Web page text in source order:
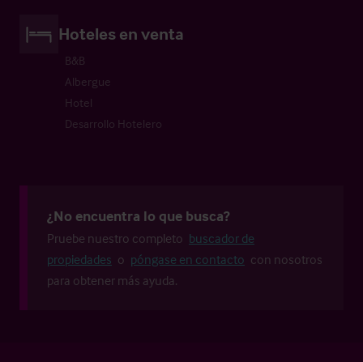
Hoteles en venta
B&B
Albergue
Hotel
Desarrollo Hotelero
¿No encuentra lo que busca?
Pruebe nuestro completo buscador de
propiedades o póngase en contacto con nosotros
para obtener más ayuda.